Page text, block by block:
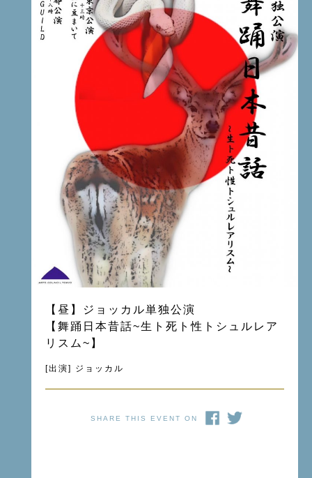
【昼】ジョッカル単独公演
【舞踊日本昔話~生ト死ト性トシュルレア
リスム~】
[出演] ジョッカル
SHARE THIS EVENT ON